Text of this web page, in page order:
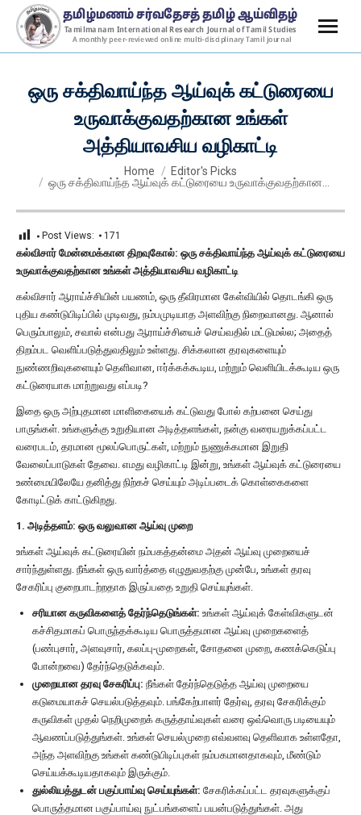
ஒரு சக்திவாய்ந்த ஆய்வுக் கட்டுரையை
உருவாக்குவதற்கான உங்கள்
அத்தியாவசிய வழிகாட்டி
Home
Editor's Picks
ஒரு சக்திவாய்ந்த ஆய்வுக் கட்டுரையை உருவாக்குவதற்கான…
Post Views: 171
கல்விசார் மேன்மைக்கான திறவுகோல்: ஒரு சக்திவாய்ந்த ஆய்வுக் கட்டுரையை
உருவாக்குவதற்கான உங்கள் அத்தியாவசிய வழிகாட்டி
கல்விசார் ஆராய்ச்சியின் பயணம், ஒரு தீவிரமான கேள்வியில் தொடங்கி ஒரு
புதிய கண்டுபிடிப்பில் முடிவது, நம்பமுடியாத அளவிற்கு நிறைவானது. ஆனால்
பெரும்பாலும், சவால் என்பது ஆராய்ச்சியைச் செய்வதில் மட்டுமல்ல; அதைத்
திறம்பட வெளிப்படுத்துவதிலும் உள்ளது. சிக்கலான தரவுகளையும்
நுண்ணறிவுகளையும் தெளிவான, ஈர்க்கக்கூடிய, மற்றும் வெளியிடக்கூடிய ஒரு
கட்டுரையாக மாற்றுவது எப்படி?
இதை ஒரு அற்புதமான மாளிகையைக் கட்டுவது போல் கற்பனை செய்து
பாருங்கள். உங்களுக்கு உறுதியான அடித்தளங்கள், நன்கு வரையறுக்கப்பட்ட
வரைபடம், தரமான மூலப்பொருட்கள், மற்றும் நுணுக்கமான இறுதி
வேலைப்பாடுகள் தேவை. எமது வழிகாட்டி இன்று, உங்கள் ஆய்வுக் கட்டுரையை
உண்மையிலேயே தனித்து நிற்கச் செய்யும் அடிப்படைக் கொள்கைகளை
கோடிட்டுக் காட்டுகிறது.
1. அடித்தளம்: ஒரு வலுவான ஆய்வு முறை
உங்கள் ஆய்வுக் கட்டுரையின் நம்பகத்தன்மை அதன் ஆய்வு முறையைச்
சார்ந்துள்ளது. நீங்கள் ஒரு வார்த்தை எழுதுவதற்கு முன்பே, உங்கள் தரவு
சேகரிப்பு குறைபாடற்றதாக இருப்பதை உறுதி செய்யுங்கள்.
சரியான கருவிகளைத் தேர்ந்தெடுங்கள்: உங்கள் ஆய்வுக் கேள்விகளுடன்
கச்சிதமாகப் பொருந்தக்கூடிய பொருத்தமான ஆய்வு முறைகளைத்
(பண்புசார், அளவுசார், கலப்பு-முறைகள், சோதனை முறை, கணக்கெடுப்பு
போன்றவை) தேர்ந்தெடுக்கவும்.
முறையான தரவு சேகரிப்பு: நீங்கள் தேர்ந்தெடுத்த ஆய்வு முறையை
கடுமையாகச் செயல்படுத்தவும். பங்கேற்பாளர் தேர்வு, தரவு சேகரிக்கும்
கருவிகள் முதல் நெறிமுறைக் கருத்தாய்வுகள் வரை ஒவ்வொரு படியையும்
ஆவணப்படுத்துங்கள். உங்கள் செயல்முறை எவ்வளவு தெளிவாக உள்ளதோ,
அந்த அளவிற்கு உங்கள் கண்டுபிடிப்புகள் நம்பகமானதாகவும், மீண்டும்
செய்யக்கூடியதாகவும் இருக்கும்.
துல்லியத்துடன் பகுப்பாய்வு செய்யுங்கள்: சேகரிக்கப்பட்ட தரவுகளுக்குப்
பொருத்தமான பகுப்பாய்வு நுட்பங்களைப் பயன்படுத்துங்கள். அது